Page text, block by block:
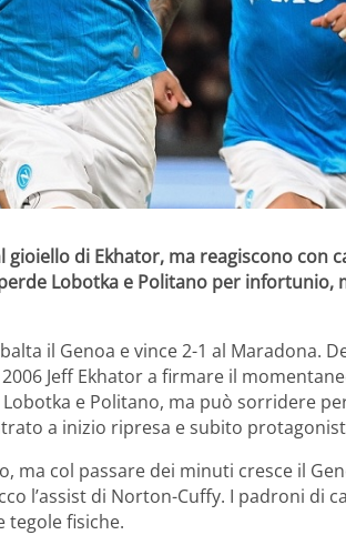
di Ekhator, ma reagiscono con
Lobotka e Politano per infortunio,
il Genoa e vince 2-1 al Maradona.
Jeff Ekhator a firmare il
e Politano, ma può sorridere
a inizio ripresa e subito
col passare dei minuti cresce il
l’assist di Norton-Cuffy. I padroni di
tegole fisiche.